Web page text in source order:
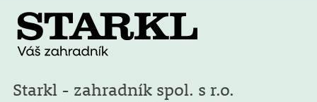
Starkl - zahradník spol. s r.o.